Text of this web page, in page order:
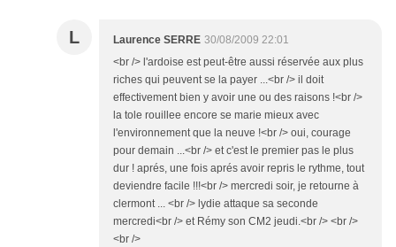
L Laurence SERRE 30/08/2009 22:01
<br /> l'ardoise est peut-être aussi réservée aux plus
riches qui peuvent se la payer ...<br /> il doit
effectivement bien y avoir une ou des raisons !<br />
la tole rouillee encore se marie mieux avec
l'environnement que la neuve !<br /> oui, courage
pour demain ...<br /> et c'est le premier pas le plus
dur ! aprés, une fois aprés avoir repris le rythme, tout
deviendre facile !!!<br /> mercredi soir, je retourne à
clermont ... <br /> lydie attaque sa seconde
mercredi<br /> et Rémy son CM2 jeudi.<br /> <br />
<br />